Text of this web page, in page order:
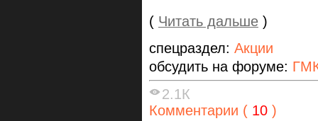
( Читать дальше )
спецраздел: Акции
обсудить на форуме:
2.1К
Комментарии ( 10 )